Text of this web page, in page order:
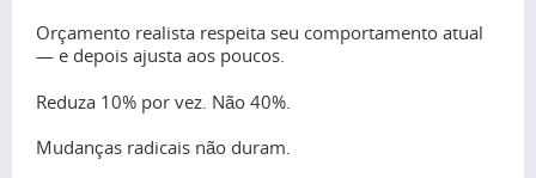
Orçamento realista respeita seu comportamento atual
— e depois ajusta aos poucos.
Reduza 10% por vez. Não 40%.
Mudanças radicais não duram.